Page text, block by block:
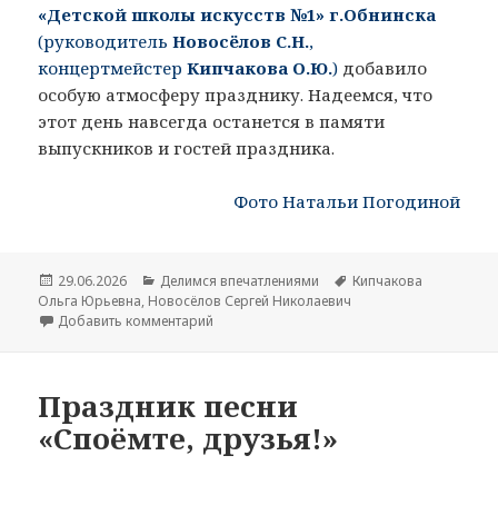
«Детской школы искусств №1» г.Обнинска
(руководительНовосёлов С.Н.,
концертмейстерКипчакова О.Ю.) добавило
особую атмосферу празднику. Надеемся, что
этот день навсегда останется в памяти
выпускников и гостей праздника.
Фото Натальи Погодиной
Опубликовано
29.06.2026 Рубрики
Делимся впечатлениями Метки
Кипчакова
Ольга Юрьевна, Новосёлов Сергей Николаевич
Добавить комментарий
Праздник песни
«Споёмте, друзья!»